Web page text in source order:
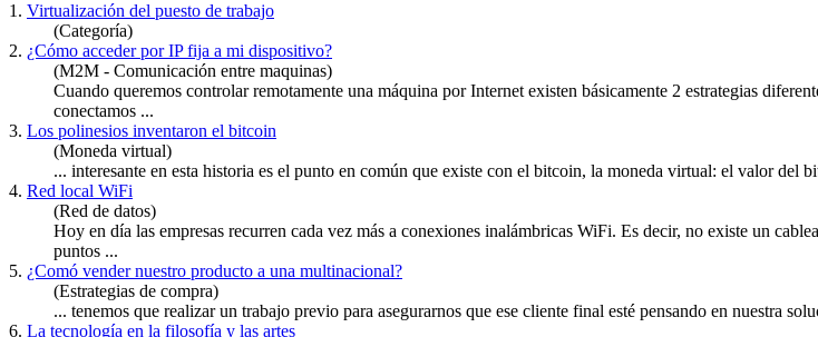
1. Virtualización del puesto de trabajo
(Categoría)
2. ¿Cómo acceder por IP fija a mi dispositivo?
(M2M - Comunicación entre maquinas)
Cuando queremos controlar remotamente una máquina por Internet existen básicamente 2 estrategias
conectamos ...
3. Los polinesios inventaron el bitcoin
(Moneda virtual)
... interesante en esta historia es el punto en común que existe con el bitcoin, la moneda virtual: el valor del
4. Red local WiFi
(Red de datos)
Hoy en día las empresas recurren cada vez más a conexiones inalámbricas WiFi. Es decir, no existe un
puntos ...
5. ¿Comó vender nuestro producto a una multinacional?
(Estrategias de compra)
... tenemos que realizar un trabajo previo para asegurarnos que ese cliente final esté pensando en nuestra
6. La tecnología en la filosofía y las artes